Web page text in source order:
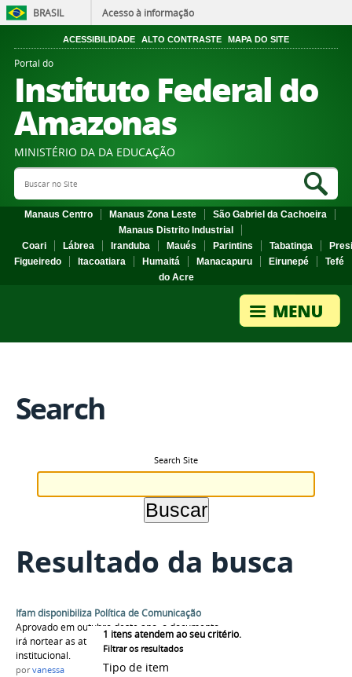
BRASIL Acesso à informação
ACESSIBILIDADE ALTO CONTRASTE MAPA DO SITE
Portal do
Instituto Federal do
Amazonas
MINISTÉRIO DA DA EDUCAÇÃO
Search Site
Manaus Centro Manaus Zona Leste
São Gabriel da Cachoeira
Manaus Distrito Industrial
Coari
Lábrea Iranduba Maués Parintins Tabatinga
Figueiredo
Itacoatiara Humaitá Manacapuru Eirunepé
Tefé
do Acre
Search
Search Site
Resultado da busca
1 itens atendem ao seu critério.
Filtrar os resultados
Tipo de item
Ifam disponibiliza Política de Comunicação
Aprovado em outubro deste ano, o documento
irá nortear as atividades de comunicação
institucional.
porvanessa